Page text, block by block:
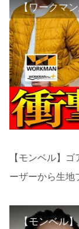
【モンベル】
ーザーから生地